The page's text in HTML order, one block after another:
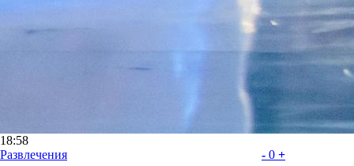
18:58
Развлечения
- 0 +